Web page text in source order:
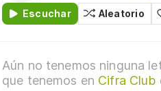
Escuchar Aleatorio
Aún no tenemos ninguna
que tenemos en Cifra Club